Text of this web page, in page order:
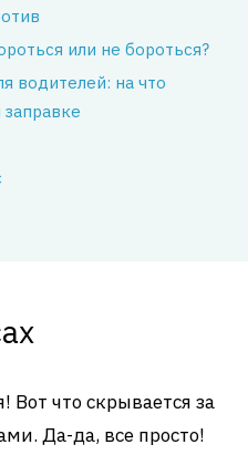
или не бороться?
водителей: на что
Вот что скрывается за
Да-да, все просто!